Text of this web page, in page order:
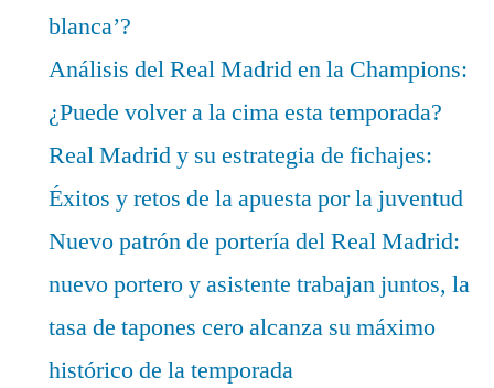
blanca’?
Análisis del Real Madrid en la Champions:
¿Puede volver a la cima esta temporada?
Real Madrid y su estrategia de fichajes:
Éxitos y retos de la apuesta por la juventud
Nuevo patrón de portería del Real Madrid:
nuevo portero y asistente trabajan juntos, la
tasa de tapones cero alcanza su máximo
histórico de la temporada